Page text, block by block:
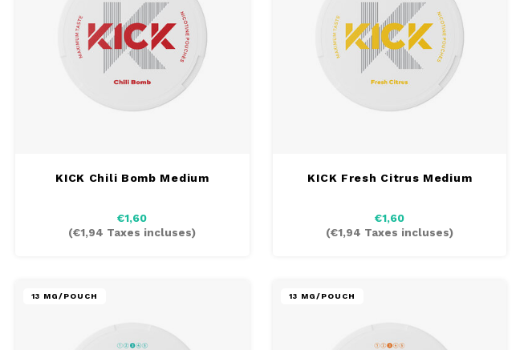
KICK Chili Bomb Medium
€1,60
(€1,94 Taxes incluses)
KICK Fresh Citrus Medium
€1,60
(€1,94 Taxes incluses)
13 MG/POUCH 13 MG/POUCH